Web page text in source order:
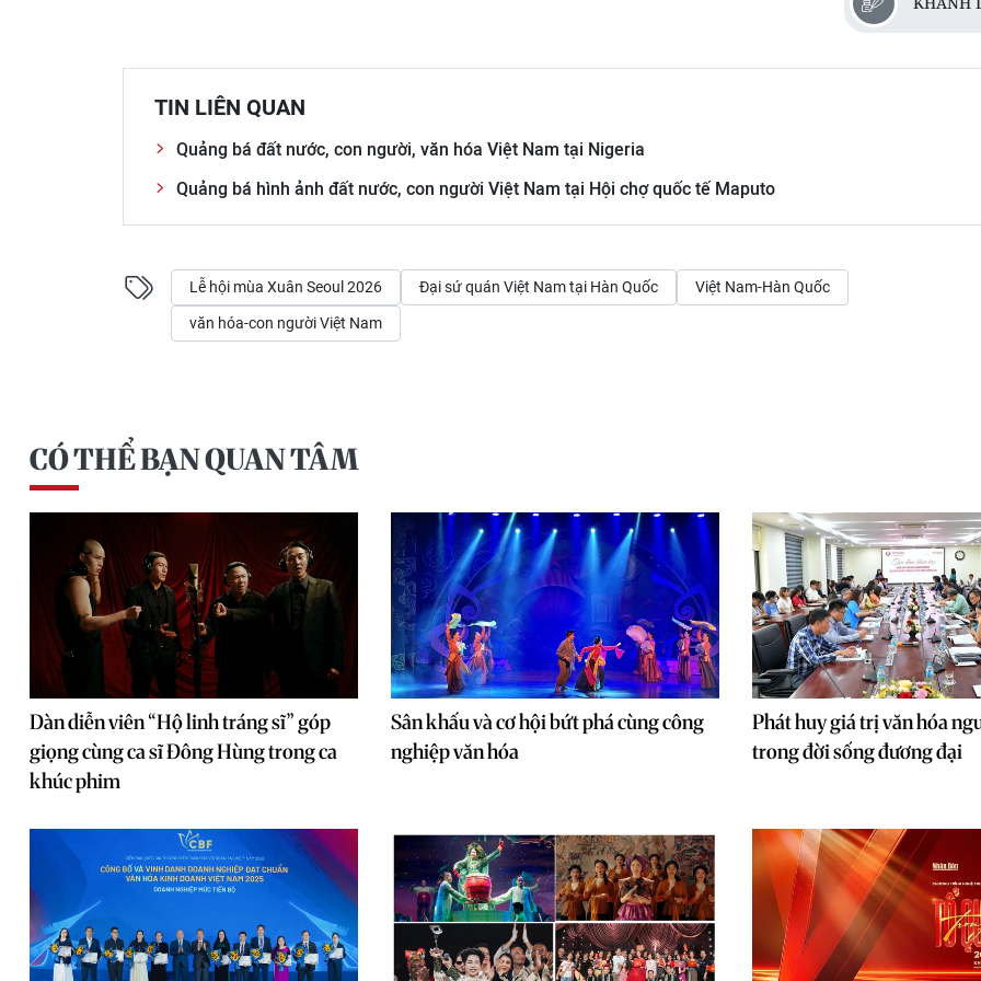
TIN LIÊN QUAN
Quảng bá đất nước, con người, văn hóa Việt Nam tại Nigeria
Quảng bá hình ảnh đất nước, con người Việt Nam tại Hội chợ quốc tế Maputo
Lễ hội mùa Xuân Seoul 2026 Đại sứ quán Việt Nam tại Hàn Quốc Việt Nam-Hàn Quốc
văn hóa-con người Việt Nam
CÓ THỂ BẠN QUAN TÂM
Dàn diễn viên “Hộ linh tráng sĩ” góp
giọng cùng ca sĩ Đông Hùng trong ca
khúc phim
Sân khấu và cơ hội bứt phá cùng công
nghiệp văn hóa
Phát huy giá trị văn hóa
trong đời sống đương đại